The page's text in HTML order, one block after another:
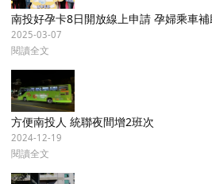
南投好孕卡8日開放線上申請 孕婦乘車
2025-03-07
閱讀全文
方便南投人 統聯夜間增2班次
2024-12-19
閱讀全文